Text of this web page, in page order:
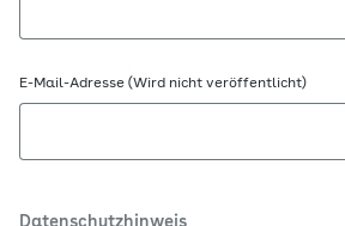
E-Mail-Adresse (Wird nicht veröffentlicht)
Datenschutzhinweis